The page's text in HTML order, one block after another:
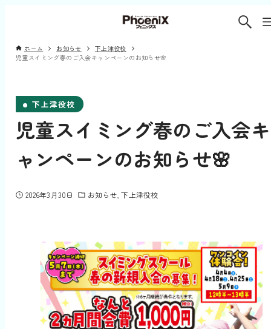
ホーム お知らせ
下上津役校
児童スイミング春のご入会キャンペーンのお知らせ🌸
下上津役校
児童スイミング春のご入会キ
ャンペーンのお知らせ🌸
2026年3月30日 お知らせ 下上津役校